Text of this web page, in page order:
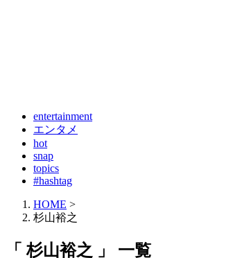
entertainment
エンタメ
hot
snap
topics
#hashtag
HOME >
杉山裕之
「 杉山裕之 」 一覧